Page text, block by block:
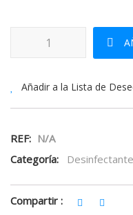
Añadir a la Lista de
REF: N/A
Categoría:
Compartir :